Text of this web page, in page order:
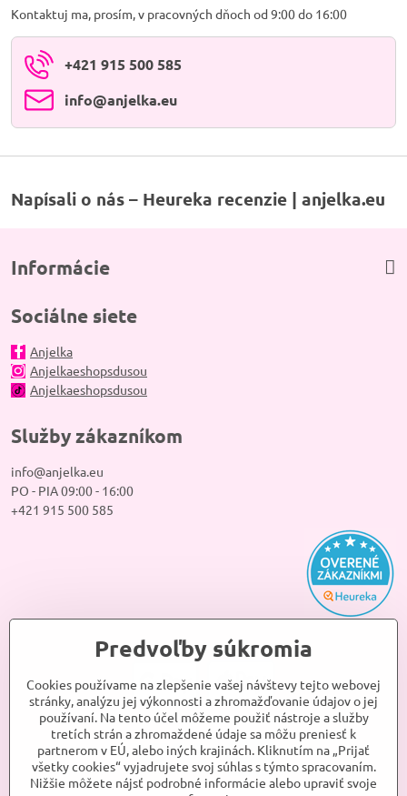
Kontaktuj ma, prosím, v pracovných dňoch od 9:00 do 16:00
+421 915 500 585
info​@anjelka​.eu
Napísali o nás – Heureka recenzie | anjelka.eu
Informácie
Sociálne siete
Anjelka
Anjelkaeshopsdusou
Anjelkaeshopsdusou
Služby zákazníkom
info@anjelka.eu
PO - PIA 09:00 - 16:00
+421 915 500 585
Predvoľby súkromia
Cookies používame na zlepšenie vašej návštevy tejto webovej
stránky, analýzu jej výkonnosti a zhromažďovanie údajov o jej
používaní. Na tento účel môžeme použiť nástroje a služby
tretích strán a zhromaždené údaje sa môžu preniesť k
partnerom v EÚ, alebo iných krajinách. Kliknutím na „Prijať
všetky cookies“ vyjadrujete svoj súhlas s týmto spracovaním.
Nižšie môžete nájsť podrobné informácie alebo upraviť svoje